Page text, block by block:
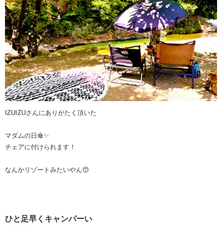
IZUIZUさんにありがたく頂いた
マダムの日傘✨️
チェアに付けられます！
なんかリゾートみたいやん😙
ひと足早くキャンパーい